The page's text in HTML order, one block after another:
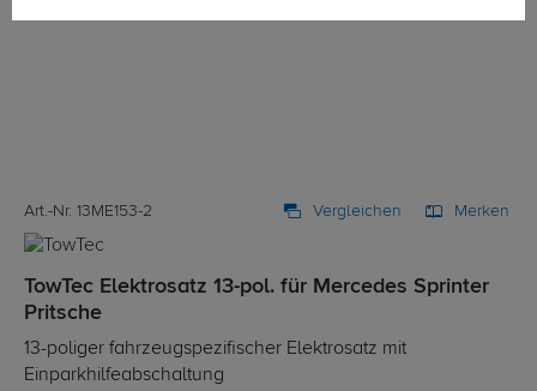
Art.-Nr. 13ME153-2 Vergleichen Merken
TowTec Elektrosatz 13-pol. für Mercedes Sprinter
Pritsche
13-poliger fahrzeugspezifischer Elektrosatz mit
Einparkhilfeabschaltung